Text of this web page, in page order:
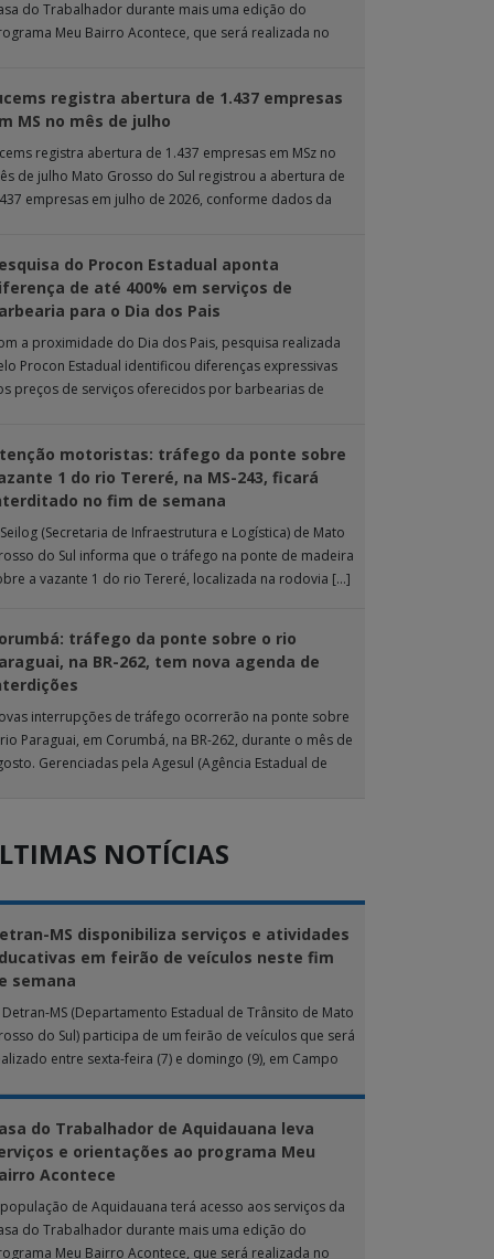
do Trabalhador durante mais uma edição do
Meu Bairro Acontece, que será realizada no
registra abertura de 1.437 empresas
MS no mês de julho
registra abertura de 1.437 empresas em MSz no
de julho Mato Grosso do Sul registrou a abertura de
empresas em julho de 2026, conforme dados da
do Procon Estadual aponta
de até 400% em serviços de
para o Dia dos Pais
a proximidade do Dia dos Pais, pesquisa realizada
Procon Estadual identificou diferenças expressivas
preços de serviços oferecidos por barbearias de
motoristas: tráfego da ponte sobre
1 do rio Tereré, na MS-243, ficará
no fim de semana
(Secretaria de Infraestrutura e Logística) de Mato
do Sul informa que o tráfego na ponte de madeira
a vazante 1 do rio Tereré, localizada na rodovia […]
tráfego da ponte sobre o rio
na BR-262, tem nova agenda de
interrupções de tráfego ocorrerão na ponte sobre
Paraguai, em Corumbá, na BR-262, durante o mês de
Gerenciadas pela Agesul (Agência Estadual de
NOTÍCIAS
MS disponibiliza serviços e atividades
em feirão de veículos neste fim
semana
Detran-MS (Departamento Estadual de Trânsito de Mato
do Sul) participa de um feirão de veículos que será
entre sexta-feira (7) e domingo (9), em Campo
do Trabalhador de Aquidauana leva
e orientações ao programa Meu
Acontece
de Aquidauana terá acesso aos serviços da
do Trabalhador durante mais uma edição do
Meu Bairro Acontece, que será realizada no